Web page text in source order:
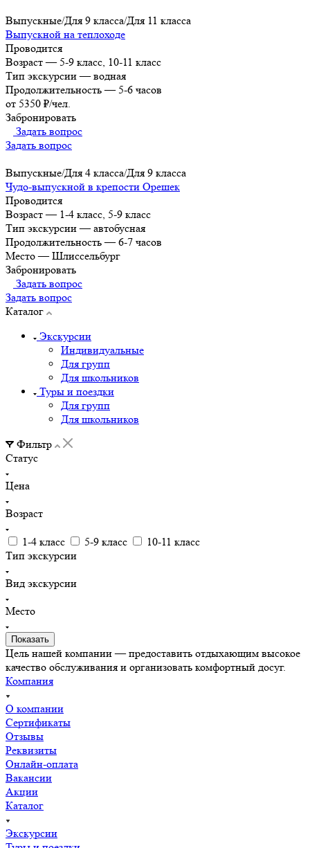
Выпускные/Для 9 класса/Для 11 класса
Выпускной на теплоходе
Проводится
Возраст— 5-9 класс, 10-11 класс
Тип экскурсии— водная
Продолжительность— 5-6 часов
от 5350 ₽/чел.
Забронировать
Задать вопрос
Задать вопрос
Выпускные/Для 4 класса/Для 9 класса
Чудо-выпускной в крепости Орешек
Проводится
Возраст— 1-4 класс, 5-9 класс
Тип экскурсии— автобусная
Продолжительность— 6-7 часов
Место— Шлиссельбург
Забронировать
Задать вопрос
Задать вопрос
Каталог
Экскурсии
Индивидуальные
Для групп
Для школьников
Туры и поездки
Для групп
Для школьников
Фильтр
Статус
Цена
Возраст
1-4 класс 5-9 класс
10-11 класс
Тип экскурсии
Вид экскурсии
Место
Цель нашей компании — предоставить отдыхающим высокое
качество обслуживания и организовать комфортный досуг.
Компания
О компании
Сертификаты
Отзывы
Реквизиты
Онлайн-оплата
Вакансии
Акции
Каталог
Экскурсии